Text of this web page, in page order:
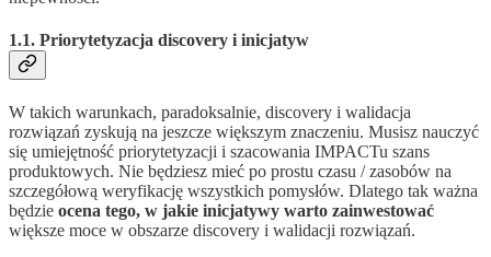
1.1. Priorytetyzacja discovery i inicjatyw
W takich warunkach, paradoksalnie, discovery i walidacja
rozwiązań zyskują na jeszcze większym znaczeniu. Musisz nauczyć
się umiejętność priorytetyzacji i szacowania IMPACTu szans
produktowych. Nie będziesz mieć po prostu czasu / zasobów na
szczegółową weryfikację wszystkich pomysłów. Dlatego tak ważna
będzie ocena tego, w jakie inicjatywy warto zainwestować
większe moce w obszarze discovery i walidacji rozwiązań.